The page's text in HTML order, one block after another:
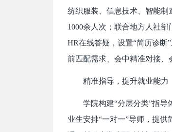
纺织服装、信息技术、智能制
1000余人次；联合地方人社
HR在线答疑，设置“简历诊断
前匹配需求、会中精准对接、
精准指导，提升就业能力
学院构建“分层分类”指
业生安排“一对一”导师，提